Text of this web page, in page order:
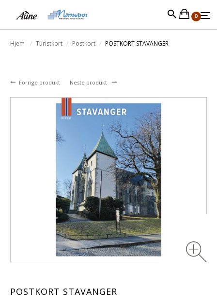
0
Hjem Turistkort Postkort POSTKORT STAVANGER
Forrige produkt Neste produkt
POSTKORT STAVANGER